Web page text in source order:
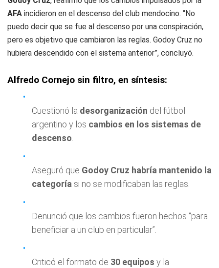
AFA incidieron en el descenso del club mendocino. “No
puedo decir que se fue al descenso por una conspiración,
pero es objetivo que cambiaron las reglas. Godoy Cruz no
hubiera descendido con el sistema anterior”, concluyó.
Alfredo Cornejo sin filtro, en síntesis:
Cuestionó la desorganización del fútbol
argentino y los cambios en los sistemas de
descenso
Aseguró que Godoy Cruz habría mantenido la
categoría si no se modificaban las reglas.
Denunció que los cambios fueron hechos “para
beneficiar a un club en particular”.
Criticó el formato de 30 equipos y la